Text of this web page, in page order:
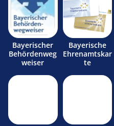
Bayerischer
Behördenweg
weiser
Bayerische
Ehrenamtskar
te